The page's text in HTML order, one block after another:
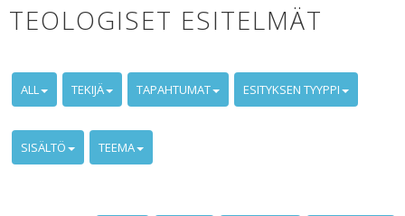
TEOLOGISET ESITELMÄT
ALL TEKIJÄ TAPAHTUMAT ESITYKSEN TYYPPI
SISÄLTÖ TEEMA